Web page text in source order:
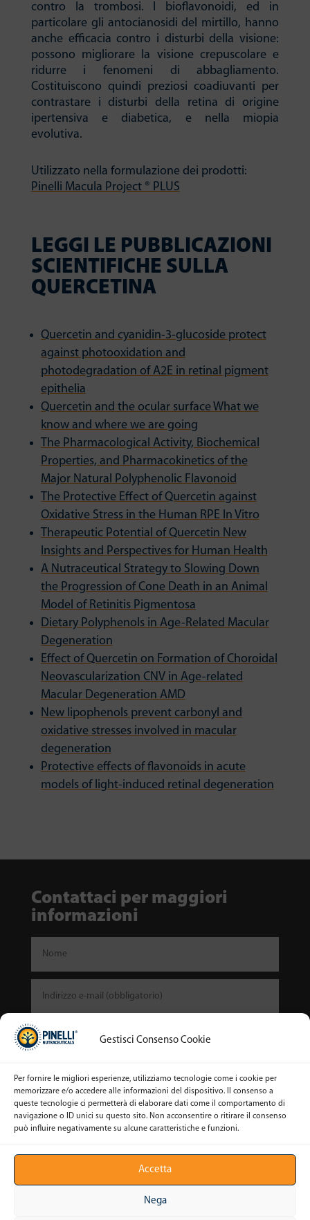
Gestisci Consenso Cookie
Per fornire le migliori esperienze, utilizziamo tecnologie come i cookie per
memorizzare e/o accedere alle informazioni del dispositivo. Il consenso a
queste tecnologie ci permetterà di elaborare dati come il comportamento di
navigazione o ID unici su questo sito. Non acconsentire o ritirare il consenso
può influire negativamente su alcune caratteristiche e funzioni.
Accetta
Nega
contro la trombosi. I bioflavonoidi, ed in
particolare gli antocianosidi del mirtillo, hanno
anche efficacia contro i disturbi della visione:
possono migliorare la visione crepuscolare e
ridurre i fenomeni di abbagliamento.
Costituiscono quindi preziosi coadiuvanti per
contrastare i disturbi della retina di origine
ipertensiva e diabetica, e nella miopia
evolutiva.
Utilizzato nella formulazione dei prodotti:
Pinelli Macula Project ® PLUS
LEGGI LE PUBBLICAZIONI
SCIENTIFICHE SULLA
QUERCETINA
Quercetin and cyanidin-3-glucoside protect
against photooxidation and
photodegradation of A2E in retinal pigment
epithelia
Quercetin and the ocular surface What we
know and where we are going
The Pharmacological Activity, Biochemical
Properties, and Pharmacokinetics of the
Major Natural Polyphenolic Flavonoid
The Protective Effect of Quercetin against
Oxidative Stress in the Human RPE In Vitro
Therapeutic Potential of Quercetin New
Insights and Perspectives for Human Health
A Nutraceutical Strategy to Slowing Down
the Progression of Cone Death in an Animal
Model of Retinitis Pigmentosa
Dietary Polyphenols in Age-Related Macular
Degeneration
Effect of Quercetin on Formation of Choroidal
Neovascularization CNV in Age-related
Macular Degeneration AMD
New lipophenols prevent carbonyl and
oxidative stresses involved in macular
degeneration
Protective effects of flavonoids in acute
models of light-induced retinal degeneration
Contattaci per maggiori
informazioni